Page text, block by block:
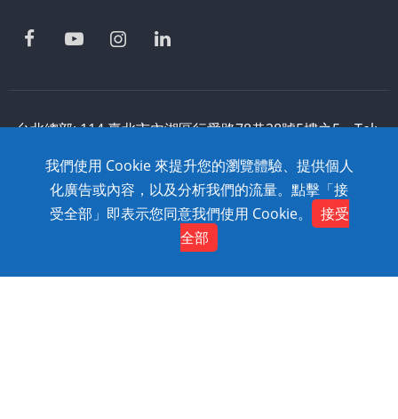
台北總部: 114 臺北市內湖區行愛路78巷28號5樓之5 Tel:
0800-868-358
Copyright © 2020 SolidWizard Technology
Co.,Ltd. All Rights Reserved. Dtell
網頁設計
Contact
我們使用 Cookie 來提升您的瀏覽體驗、提供個人
化廣告或內容，以及分析我們的流量。點擊「接
受全部」即表示您同意我們使用 Cookie。
接受
全部